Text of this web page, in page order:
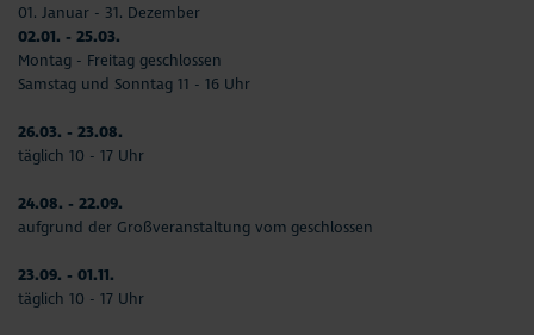
01. Januar - 31. Dezember
02.01. - 25.03.
Montag - Freitag geschlossen
Samstag und Sonntag 11 - 16 Uhr
26.03. - 23.08.
täglich 10 - 17 Uhr
24.08. - 22.09.
aufgrund der Großveranstaltung vom geschlossen
23.09. - 01.11.
täglich 10 - 17 Uhr